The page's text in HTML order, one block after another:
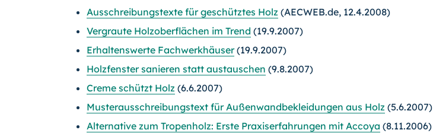
Ausschreibungstexte für geschütztes Holz (AECWEB.de, 12.4.2008)
Vergraute Holzoberflächen im Trend (19.9.2007)
Erhaltenswerte Fachwerkhäuser(19.9.2007)
Holzfenster sanieren statt austauschen (9.8.2007)
Creme schützt Holz (6.6.2007)
Musterausschreibungstext für Außenwandbekleidungen aus Holz (5.6.2007)
Alternative zum Tropenholz: Erste Praxiserfahrungen mit Accoya (8.11.2006)